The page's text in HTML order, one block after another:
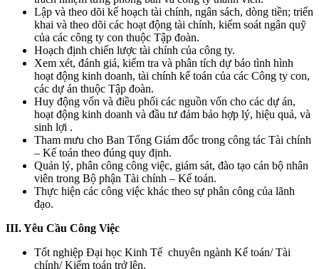
Lập và theo dõi kế hoạch tài chính, ngân sách, dòng tiền; triển
khai và theo dõi các hoạt động tài chính, kiểm soát ngân quỹ
của các công ty con thuộc Tập đoàn.
Hoạch định chiến lược tài chính của công ty.
Xem xét, đánh giá, kiểm tra và phân tích dự báo tình hình
hoạt động kinh doanh, tài chính kế toán của các Công ty con,
các dự án thuộc Tập đoàn.
Huy động vốn và điều phối các nguồn vốn cho các dự án,
hoạt động kinh doanh và đầu tư đảm bảo hợp lý, hiệu quả, và
sinh lợi .
Tham mưu cho Ban Tổng Giám đốc trong công tác Tài chính
– Kế toán theo đúng quy định.
Quản lý, phân công công việc, giám sát, đào tạo cán bộ nhân
viên trong Bộ phận Tài chính – Kế toán.
Thực hiện các công việc khác theo sự phân công của lãnh
đạo.
III. Yêu Cầu Công Việc
Tốt nghiệp Đại học Kinh Tế chuyên ngành Kế toán/ Tài
chính/ Kiểm toán trở lên.